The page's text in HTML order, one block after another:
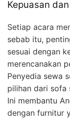
Kepuasan
Setiap acara
sebab itu,
sesuai dengan
merencanakan
Penyedia sewa
pilihan dari sofa
Ini membantu
dengan furnitur